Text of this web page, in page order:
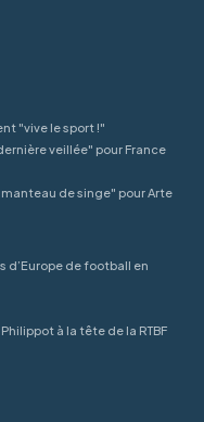
"vive le sport !"
veillée" pour France
de singe" pour Arte
d’Europe de football en
à la tête de la RTBF